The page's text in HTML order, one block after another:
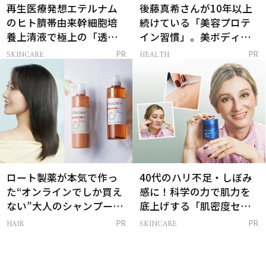
再生医療発想エテルナム
のヒト臍帯由来幹細胞培
養上清液で極上の「透明
感ハリ肌」へ
SKINCARE PR
後藤真希さんが10年以上
続けている「美容プロテ
イン習慣」。美ボディを
支える朝ルーティンと
HEALTH PR
ロート製薬が本気で作っ
た“オンラインでしか買え
ない”大人のシャンプー＆
トリートメントって？
HAIR PR
40代のハリ不足・しぼみ
感に！科学の力で肌力を
底上げする「肌密度セラ
ム」
SKINCARE PR